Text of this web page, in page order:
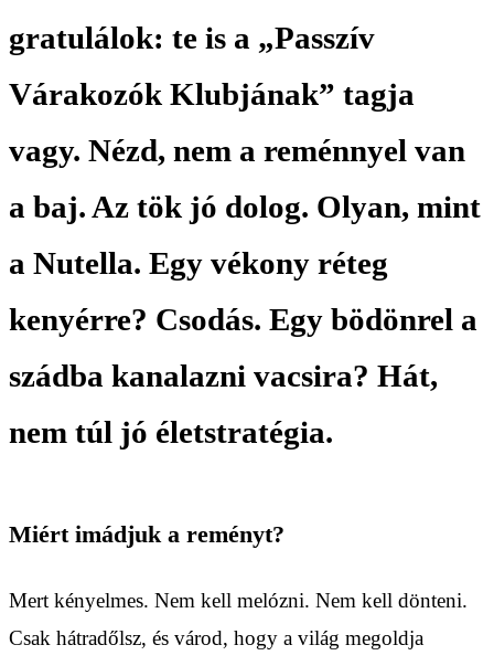
gratulálok: te is a „Passzív
Várakozók Klubjának” tagja
vagy. Nézd, nem a reménnyel van
a baj. Az tök jó dolog. Olyan, mint
a Nutella. Egy vékony réteg
kenyérre? Csodás. Egy bödönrel a
szádba kanalazni vacsira? Hát,
nem túl jó életstratégia.
Miért imádjuk a reményt?
Mert kényelmes. Nem kell melózni. Nem kell dönteni.
Csak hátradőlsz, és várod, hogy a világ megoldja